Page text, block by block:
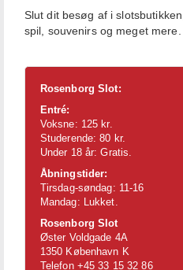
Slut dit besøg af i
spil, souvenirs og meget mere.
Rosenborg Slot:
Entré:
Voksne: 125 kr.
Studerende: 80 kr.
Under 18 år: Gratis.
Åbningstider:
Tirsdag-søndag: 11-16
Mandag: Lukket.
Rosenborg Slot
Øster Voldgade 4A
1350 København K
Telefon +45 33 15 32 86